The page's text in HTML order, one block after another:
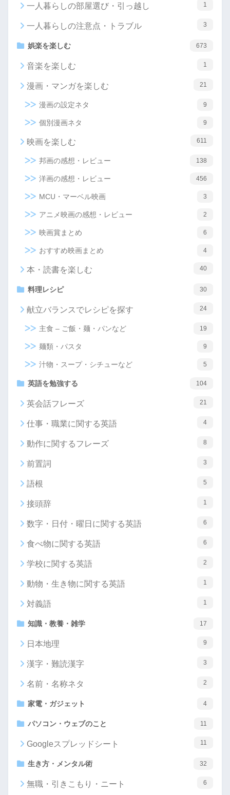
一人暮らしの部屋選び・引っ越し 1
一人暮らしの注意点・トラブル 3
娯楽を楽しむ 673
音楽を楽しむ 1
漫画・マンガを楽しむ 21
漫画の設定ネタ 9
個別漫画ネタ 9
映画を楽しむ 611
邦画の感想・レビュー 138
洋画の感想・レビュー 456
MCU・マーベル映画 3
アニメ映画の感想・レビュー 2
映画賞まとめ 6
おすすめ映画まとめ 4
本・読書を楽しむ 40
料理レシピ 30
献立バランスでレシピを探す 24
主食 – ご飯・麺・パンなど 19
麺類・パスタ 9
汁物・スープ・シチューなど 5
英語を勉強する 104
英会話フレーズ 21
仕事・職業に関する英語 4
動作に関するフレーズ 8
前置詞 3
語根 5
接頭辞 1
数字・日付・曜日に関する英語 6
食べ物に関する英語 6
学校に関する英語 2
動物・生き物に関する英語 1
対義語 1
知識・教養・雑学 17
日本地理 9
漢字・難読漢字 3
名前・名称ネタ 2
家電・ガジェット 4
パソコン・ウェブのこと 11
Googleスプレッドシート 11
生き方・メンタル術 32
無職・引きこもり・ニート 6